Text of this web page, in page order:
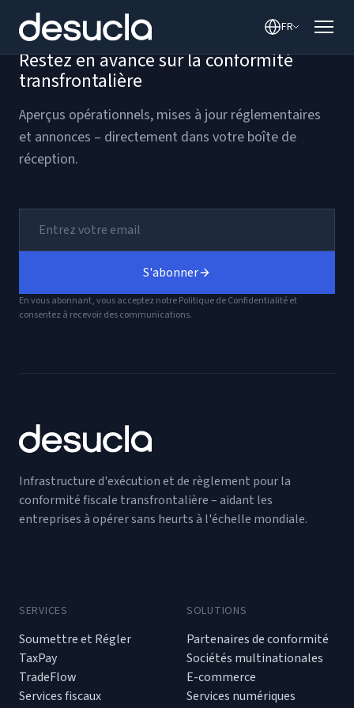
contenu
FR
Restez en avance sur la conformité
transfrontalière
Aperçus opérationnels, mises à jour réglementaires
et annonces – directement dans votre boîte de
réception.
S'abonner
En vous abonnant, vous acceptez notre Politique de Confidentialité et
consentez à recevoir des communications.
Infrastructure d'exécution et de règlement pour la
conformité fiscale transfrontalière – aidant les
entreprises à opérer sans heurts à l'échelle mondiale.
SERVICES
Soumettre et Régler
TaxPay
TradeFlow
Services fiscaux
SOLUTIONS
Partenaires de conformité
Sociétés multinationales
E-commerce
Services numériques